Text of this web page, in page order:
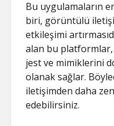
Bu uygulamaların
biri, görüntülü
etkileşimi
alan bu platformlar,
jest ve mimiklerini
olanak sağlar.
iletişimden daha
edebilirsiniz.